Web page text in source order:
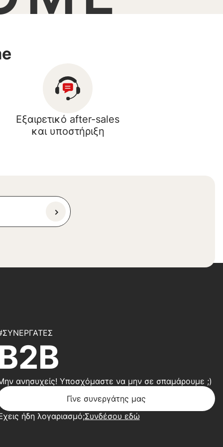
Εξαιρετικό after-sales
και υποστήριξη
ανησυχείς! Υποσχόμαστε να μην σε σπαμάρουμε ;)
Γίνε συνεργάτης μας
ήδη λογαριασμό;Συνδέσου εδώ